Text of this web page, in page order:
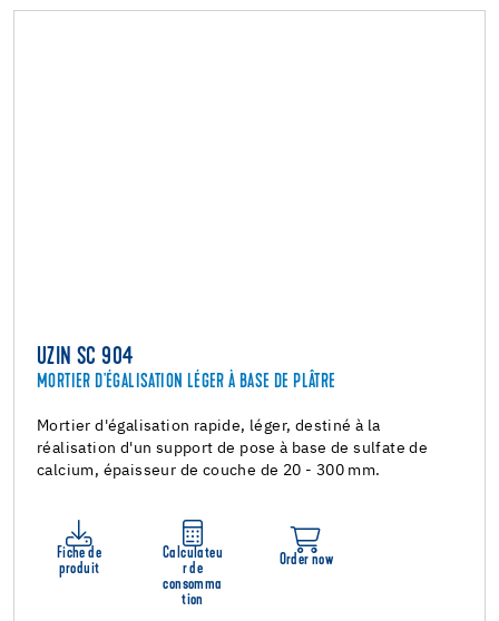
UZIN SC 904
MORTIER D'ÉGALISATION LÉGER À BASE DE PLÂTRE
Mortier d'égalisation rapide, léger, destiné à la
réalisation d'un support de pose à base de sulfate de
calcium, épaisseur de couche de 20 - 300 mm.
Fiche de
produit
Calculateu
r de
consomma
tion
Order now